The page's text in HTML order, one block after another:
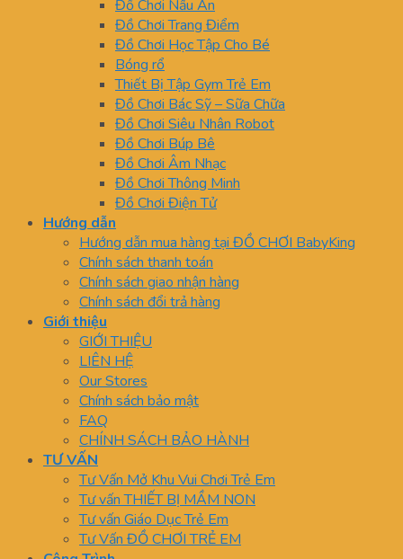
Đồ Chơi Nấu Ăn
Đồ Chơi Trang Điểm
Đồ Chơi Học Tập Cho Bé
Bóng rổ
Thiết Bị Tập Gym Trẻ Em
Đồ Chơi Bác Sỹ – Sữa Chữa
Đồ Chơi Siêu Nhân Robot
Đồ Chơi Búp Bê
Đồ Chơi Âm Nhạc
Đồ Chơi Thông Minh
Đồ Chơi Điện Tử
Hướng dẫn
Hướng dẫn mua hàng tại ĐỒ CHƠI BabyKing
Chính sách thanh toán
Chính sách giao nhận hàng
Chính sách đổi trả hàng
Giới thiệu
GIỚI THIỆU
LIÊN HỆ
Our Stores
Chính sách bảo mật
FAQ
CHÍNH SÁCH BẢO HÀNH
TƯ VẤN
Tư Vấn Mở Khu Vui Chơi Trẻ Em
Tư vấn THIẾT BỊ MẦM NON
Tư vấn Giáo Dục Trẻ Em
Tư Vấn ĐỒ CHƠI TRẺ EM